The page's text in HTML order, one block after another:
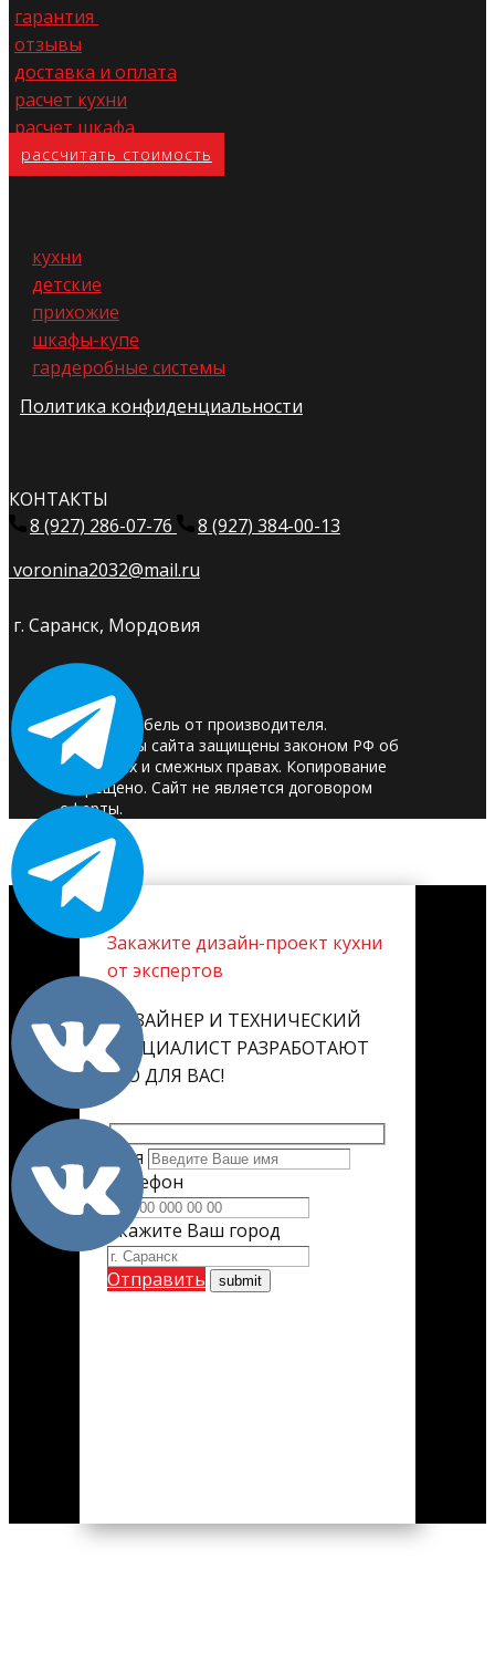
гарантия
отзывы
доставка и оплата
расчет кухни
расчет шкафа
расс​читать стоимость
кухни
детские
прихожие
шкафы-купе
гардеробные системы
Политика конфиденциальности
КОНТАКТЫ
8 (927) 286-07-76
8 (927) 384-00-13
voronina2032@mail.ru
г. Саранск, Мордовия
© 2025. Мебель от производителя.
Материалы сайта защищены законом РФ об
авторских и смежных правах. Копирование
запрещено. Сайт не является договором
оферты.
Закажите дизайн-проект кухни
от экспертов
ДИЗАЙНЕР И ТЕХНИЧЕСКИЙ
СПЕЦИАЛИСТ РАЗРАБОТАЮТ
ЕГО ДЛЯ ВАС!
Имя
Телефон
Укажите Ваш город
Отправить